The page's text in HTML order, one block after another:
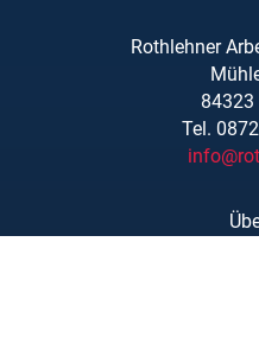
Rothlehner
Tel.